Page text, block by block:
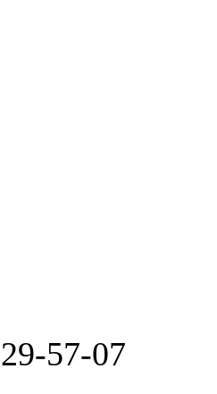
57-07